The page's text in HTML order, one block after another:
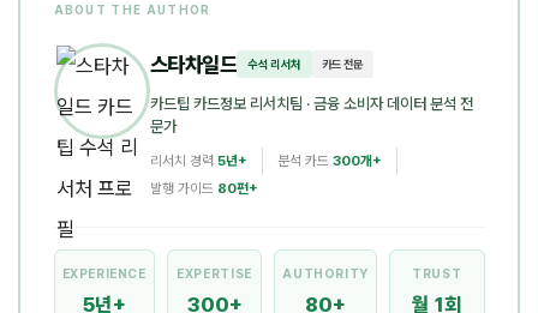
ABOUT THE AUTHOR
스타차일드 수석 리서처 카드 전문
카드팁 카드정보 리서치팀 · 금융 소비자 데이터 분석 전
문가
리서치 경력 5년+ 분석 카드 300개+
발행 가이드 80편+
EXPERIENCE
5년+
EXPERTISE
300+
AUTHORITY
80+
TRUST
월 1회